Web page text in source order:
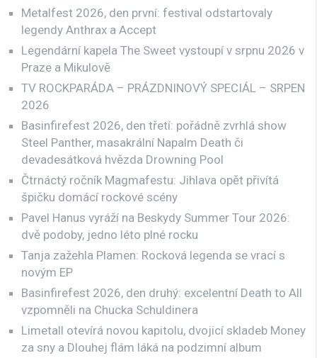
Metalfest 2026, den první: festival odstartovaly
legendy Anthrax a Accept
Legendární kapela The Sweet vystoupí v srpnu 2026 v
Praze a Mikulově
TV ROCKPARÁDA – PRÁZDNINOVÝ SPECIÁL – SRPEN
2026
Basinfirefest 2026, den třetí: pořádně zvrhlá show
Steel Panther, masakrální Napalm Death či
devadesátková hvězda Drowning Pool
Čtrnáctý ročník Magmafestu: Jihlava opět přivítá
špičku domácí rockové scény
Pavel Hanus vyráží na Beskydy Summer Tour 2026:
dvě podoby, jedno léto plné rocku
Tanja zažehla Plamen: Rocková legenda se vrací s
novým EP
Basinfirefest 2026, den druhý: excelentní Death to All
vzpomněli na Chucka Schuldinera
Limetall otevírá novou kapitolu, dvojicí skladeb Money
za sny a Dlouhej flám láká na podzimní album